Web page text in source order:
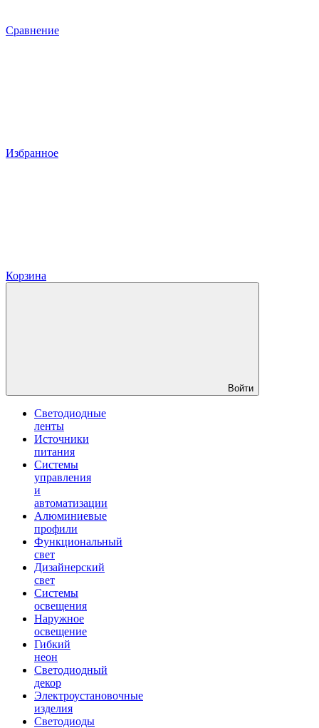
Сравнение
Избранное
Корзина
Войти
Светодиодные
ленты
Источники
питания
Системы
управления
и
автоматизации
Алюминиевые
профили
Функциональный
свет
Дизайнерский
свет
Системы
освещения
Наружное
освещение
Гибкий
неон
Светодиодный
декор
Электроустановочные
изделия
Светодиоды